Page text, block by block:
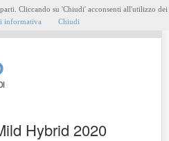
Hybrid 2020
Cliccando su 'Chiudi' acconsenti all'utilizzo dei
informativa Chiudi